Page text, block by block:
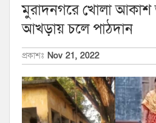
মুরাদনগরে খোলা আকাশ
আখড়ায় চলে পাঠদান
প্রকাশঃ Nov 21, 2022